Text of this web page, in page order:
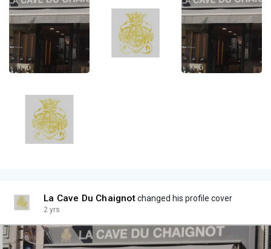
La Cave Du Chaignotchanged his profile cover
2 yrs